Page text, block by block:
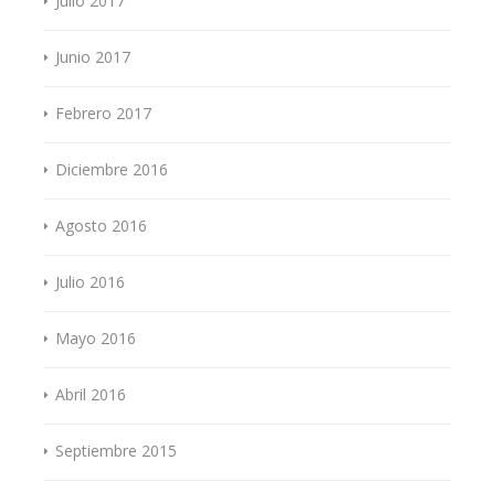
Junio 2017
Febrero 2017
Diciembre 2016
Agosto 2016
Julio 2016
Mayo 2016
Abril 2016
Septiembre 2015